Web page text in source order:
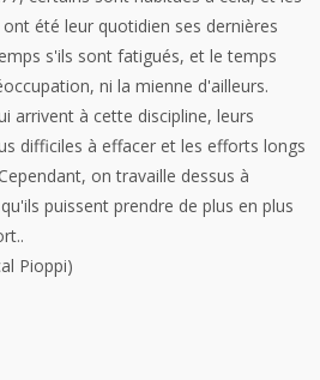
été leur quotidien ses dernières
s'ils sont fatigués, et le temps
ni la mienne d'ailleurs.
arrivent à cette discipline, leurs
difficiles à effacer et les efforts longs
on travaille dessus à
puissent prendre de plus en plus
Pioppi)